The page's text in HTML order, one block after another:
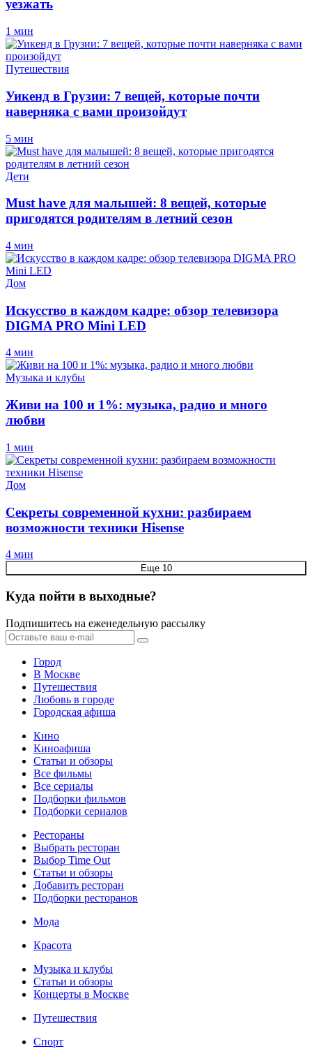
уезжать
1 мин
Путешествия
Уикенд в Грузии: 7 вещей, которые почти
наверняка с вами произойдут
5 мин
Дети
Must have для малышей: 8 вещей, которые
пригодятся родителям в летний сезон
4 мин
Дом
Искусство в каждом кадре: обзор телевизора
DIGMA PRO Mini LED
4 мин
Музыка и клубы
Живи на 100 и 1%: музыка, радио и много
любви
1 мин
Дом
Секреты современной кухни: разбираем
возможности техники Hisense
4 мин
Еще 10
Куда пойти в выходные?
Подпишитесь на еженедельную рассылку
Город
В Москве
Путешествия
Любовь в городе
Городская афиша
Кино
Киноафиша
Статьи и обзоры
Все фильмы
Все сериалы
Подборки фильмов
Подборки сериалов
Рестораны
Выбрать ресторан
Выбор Time Out
Статьи и обзоры
Добавить ресторан
Подборки ресторанов
Мода
Красота
Музыка и клубы
Статьи и обзоры
Концерты в Москве
Путешествия
Спорт